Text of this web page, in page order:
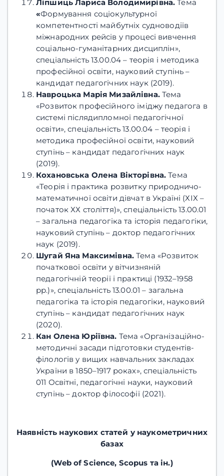
Ліпшиць Лариса Володимирівна.Тема
«Формування соціокультурної
компетентності майбутніх судноводіїв
міжнародних рейсів у процесі вивчення
соціально-гуманітарних дисциплін»,
спеціальність 13.00.04 – теорія і методика
професійної освіти, науковий ступінь –
кандидат педагогічних наук (2019).
Навроцька Марія Мизайлівна.Тема
«Розвиток професійного іміджу педагога в
системі післядипломної педагогічної
освіти», спеціальність 13.00.04 – теорія і
методика професійної освіти, науковий
ступінь – кандидат педагогічних наук
(2019).
Кохановська Олена Вікторівна.Тема
«Теорія і практика розвитку природничо-
математичної освіти дівчат в Україні (ХІХ –
початок ХХ століття)», спеціальність 13.00.01
– загальна педагогіка та історія педагогіки,
науковий ступінь – доктор педагогічних
наук (2019).
Шугай Яна Максимівна.Тема «Розвиток
початкової освіти у вітчизняній
педагогічній теорії і практиці (1932–1958
рр.)», спеціальність 13.00.01 – загальна
педагогіка та історія педагогіки, науковий
ступінь – кандидат педагогічних наук
(2020).
Кан Олена Юріївна. Тема «Організаційно-
методичні засади підготовки студентів-
філологів у вищих навчальних закладах
України в 1850–1917 роках», спеціальність
011 Освітні, педагогічні науки, науковий
ступінь – доктор філософії (2021).
Наявність наукових статей у наукометричних
базах
(Web of Science, Scopus та ін.)